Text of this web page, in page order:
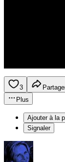
3
Plus
Ajouter à la
Signaler